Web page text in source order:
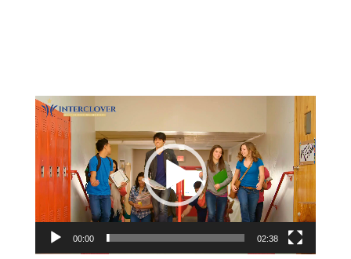
Видеоплеер
00:00 02:38